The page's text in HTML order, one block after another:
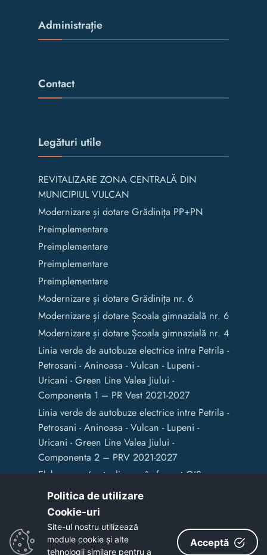
Administrație
Contact
Legături utile
REVITALIZARE ZONA CENTRALĂ DIN
MUNICIPIUL VULCAN
Modernizare și dotare Grădinița PP+PN
Preimplementare
Preimplementare
Preimplementare
Preimplementare
Modernizare și dotare Grădinița nr. 6
Modernizare și dotare Școala gimnazială nr. 6
Modernizare și dotare Școala gimnazială nr. 4
Linia verde de autobuze electrice intre Petrila -
Petrosani - Aninoasa - Vulcan - Lupeni -
Uricani - Green Line Valea Jiului -
Componenta 1 – PR Vest 2021-2027
Linia verde de autobuze electrice intre Petrila -
Petrosani - Aninoasa - Vulcan - Lupeni -
Uricani - Green Line Valea Jiului -
Componenta 2 – PRV 2021-2027
Elaborarea / actualizarea în format GIS a
documentelor de amenajare a teritoriului și
de planificare urbană a Municipiului Vulcan
Copyright © 2020 - Primaria Municipiului Vulcan
Politica de utilizare
Cookie-uri‎
Site-ul nostru utilizează
module cookie și alte
tehnologii similare pentru a
Acceptă